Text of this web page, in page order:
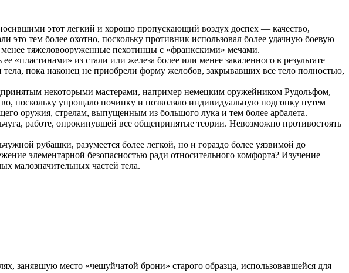
этот легкий и хорошо пропускающий воздух доспех — качество,
тем более охотно, поскольку противник использовал более удачную боевую
тяжеловооруженные пехотинцы с «франкскими» мечами.
«пластинами» из стали или железа более или менее закаленного в результате
пока наконец не приобрели форму желобов, закрывавших все тело полностью,
некоторыми мастерами, например немецким оружейником Рудольфом,
поскольку упрощало починку и позволяло индивидуальную подгонку путем
оружия, стрелам, выпущенным из большого лука и тем более арбалета.
работе, опрокинувшей все общепринятые теории. Невозможно противостоять
рубашки, разумеется более легкой, но и гораздо более уязвимой до
элементарной безопасностью ради относительного комфорта? Изучение
малозначительных частей тела.
занявшую место «чешуйчатой брони» старого образца, использовавшейся для